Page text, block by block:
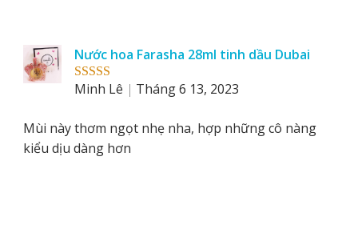
Rated 5out
Nước hoa Farasha 28ml tinh dầu Dubai
Minh Lê
Tháng 6 13, 2023
Mùi này thơm ngọt nhẹ nha, hợp những cô nàng
kiểu dịu dàng hơn